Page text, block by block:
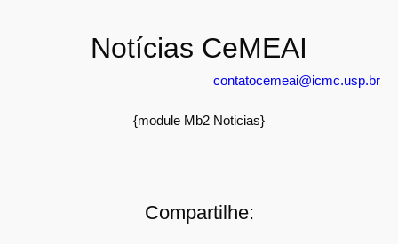
Notícias CeMEAI
contatocemeai@icmc.usp.br
{module Mb2 Noticias}
Compartilhe: